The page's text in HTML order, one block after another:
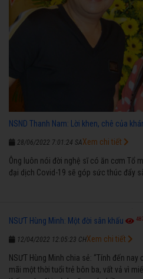
NSND Thanh Nam: Lời khen, chê của
28/06/2022 7:01:24 SA
Ông luôn nói đời nghệ sĩ có ăn cơm Tổ
đại dịch Covid-19 sẽ góp sức thúc đẩy
Xem chi tiết
NSƯT Hùng Minh: Một đời sân khấu
12/04/2022 12:05:23 CH
NSƯT Hùng Minh chia sẻ: “Tính đến
mãi một thời tuổi trẻ bôn ba, vất vả vì
Xem chi tiết